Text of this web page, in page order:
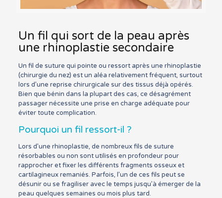
Un fil qui sort de la peau après
une rhinoplastie secondaire
Un fil de suture qui pointe ou ressort après une rhinoplastie
(chirurgie du nez) est un aléa relativement fréquent, surtout
lors d’une reprise chirurgicale sur des tissus déjà opérés.
Bien que bénin dans la plupart des cas, ce désagrément
passager nécessite une prise en charge adéquate pour
éviter toute complication.
Pourquoi un fil ressort-il ?
Lors d’une rhinoplastie, de nombreux fils de suture
résorbables ou non sont utilisés en profondeur pour
rapprocher et fixer les différents fragments osseux et
cartilagineux remaniés. Parfois, l’un de ces fils peut se
désunir ou se fragiliser avec le temps jusqu’à émerger de la
peau quelques semaines ou mois plus tard.